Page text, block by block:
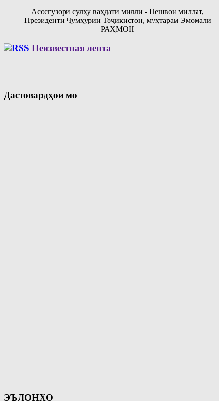
Асосгузори сулҳу ваҳдати миллӣ - Пешвои миллат,
Президенти Ҷумҳурии Тоҷикистон, муҳтарам Эмомалӣ
РАҲМОН
Неизвестная лента
Дастовардҳои мо
ЭЪЛОНҲО